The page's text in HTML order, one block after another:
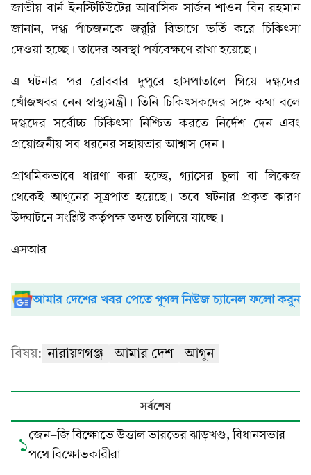
জাতীয় বার্ন ইনস্টিটিউটের আবাসিক সার্জন শাওন বিন রহমান
জানান, দগ্ধ পাঁচজনকে জরুরি বিভাগে ভর্তি করে চিকিৎসা
দেওয়া হচ্ছে। তাদের অবস্থা পর্যবেক্ষণে রাখা হয়েছে।
এ ঘটনার পর রোববার দুপুরে হাসপাতালে গিয়ে দগ্ধদের
খোঁজখবর নেন স্বাস্থ্যমন্ত্রী। তিনি চিকিৎসকদের সঙ্গে কথা বলে
দগ্ধদের সর্বোচ্চ চিকিৎসা নিশ্চিত করতে নির্দেশ দেন এবং
প্রয়োজনীয় সব ধরনের সহায়তার আশ্বাস দেন।
প্রাথমিকভাবে ধারণা করা হচ্ছে, গ্যাসের চুলা বা লিকেজ
থেকেই আগুনের সূত্রপাত হয়েছে। তবে ঘটনার প্রকৃত কারণ
উদ্ঘাটনে সংশ্লিষ্ট কর্তৃপক্ষ তদন্ত চালিয়ে যাচ্ছে।
এসআর
আমার দেশের খবর পেতে গুগল নিউজ চ্যানেল ফলো করুন
বিষয়: নারায়ণগঞ্জ আমার দেশ আগুন
সর্বশেষ
১জেন-জি বিক্ষোভে উত্তাল ভারতের ঝাড়খণ্ড, বিধানসভার
পথে বিক্ষোভকারীরা